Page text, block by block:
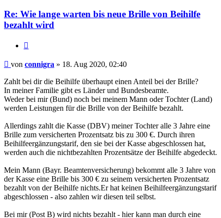
Re: Wie lange warten bis neue Brille von Beihilfe
bezahlt wird
Beitrag
von connigra » 18. Aug 2020, 02:40
Zahlt bei dir die Beihilfe überhaupt einen Anteil bei der Brille?
In meiner Familie gibt es Länder und Bundesbeamte.
Weder bei mir (Bund) noch bei meinem Mann oder Tochter (Land)
werden Leistungen für die Brille von der Beihilfe bezahlt.
Allerdings zahlt die Kasse (DBV) meiner Tochter alle 3 Jahre eine
Brille zum versicherten Prozentsatz bis zu 300 €. Durch ihren
Beihilfeergänzungstarif, den sie bei der Kasse abgeschlossen hat,
werden auch die nichtbezahlten Prozentsätze der Beihilfe abgedeckt.
Mein Mann (Bayr. Beamtenversicherung) bekommt alle 3 Jahre von
der Kasse eine Brille bis 300 € zu seinem versicherten Prozentsatz
bezahlt von der Beihilfe nichts.Er hat keinen Beihilfeergänzungstarif
abgeschlossen - also zahlen wir diesen teil selbst.
Bei mir (Post B) wird nichts bezahlt - hier kann man durch eine